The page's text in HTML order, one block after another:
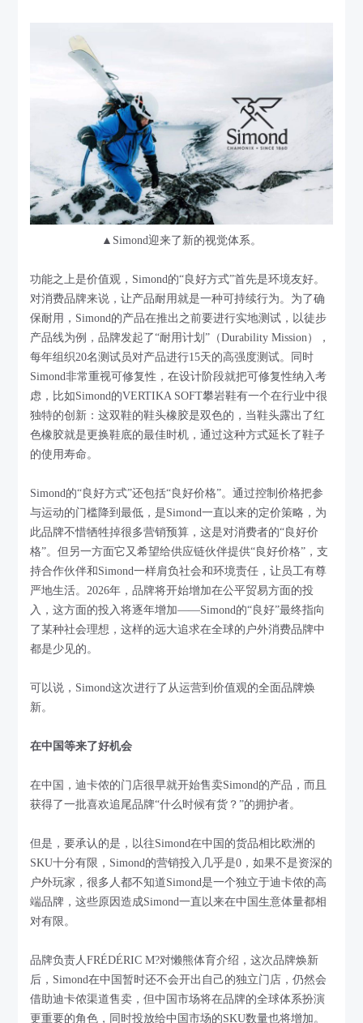
▲Simond迎来了新的视觉体系。
功能之上是价值观，Simond的“良好方式”首先是环境友好。
对消费品牌来说，让产品耐用就是一种可持续行为。为了确
保耐用，Simond的产品在推出之前要进行实地测试，以徒步
产品线为例，品牌发起了“耐用计划”（Durability Mission），
每年组织20名测试员对产品进行15天的高强度测试。同时
Simond非常重视可修复性，在设计阶段就把可修复性纳入考
虑，比如Simond的VERTIKA SOFT攀岩鞋有一个在行业中很
独特的创新：这双鞋的鞋头橡胶是双色的，当鞋头露出了红
色橡胶就是更换鞋底的最佳时机，通过这种方式延长了鞋子
的使用寿命。
Simond的“良好方式”还包括“良好价格”。通过控制价格把参
与运动的门槛降到最低，是Simond一直以来的定价策略，为
此品牌不惜牺牲掉很多营销预算，这是对消费者的“良好价
格”。但另一方面它又希望给供应链伙伴提供“良好价格”，支
持合作伙伴和Simond一样肩负社会和环境责任，让员工有尊
严地生活。2026年，品牌将开始增加在公平贸易方面的投
入，这方面的投入将逐年增加——Simond的“良好”最终指向
了某种社会理想，这样的远大追求在全球的户外消费品牌中
都是少见的。
可以说，Simond这次进行了从运营到价值观的全面品牌焕
新。
在中国等来了好机会
在中国，迪卡侬的门店很早就开始售卖Simond的产品，而且
获得了一批喜欢追尾品牌“什么时候有货？”的拥护者。
但是，要承认的是，以往Simond在中国的货品相比欧洲的
SKU十分有限，Simond的营销投入几乎是0，如果不是资深的
户外玩家，很多人都不知道Simond是一个独立于迪卡侬的高
端品牌，这些原因造成Simond一直以来在中国生意体量都相
对有限。
品牌负责人FRÉDÉRIC M?对懒熊体育介绍，这次品牌焕新
后，Simond在中国暂时还不会开出自己的独立门店，仍然会
借助迪卡侬渠道售卖，但中国市场将在品牌的全球体系扮演
更重要的角色，同时投放给中国市场的SKU数量也将增加。